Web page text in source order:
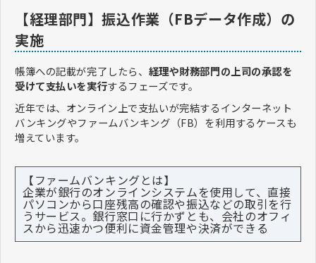
【経理部門】振込作業（FBデータ作成）の
実施
帳簿への記載が完了したら、 経理や財務部門の上司の承認を
受けて支払いを実行するフェーズです。
近年では、オンライン上で支払いが完結するインターネット
バンキングやファームバンキング（FB）を利用するケースも
増えています。
【ファームバンキングとは】
企業が銀行のオンラインシステムを使用して、直接
パソコンから口座残高の確認や振込などの取引を行
うサービス。銀行窓口に行かずとも、会社のオフィ
スから迅速かつ便利に資金管理や決済ができる